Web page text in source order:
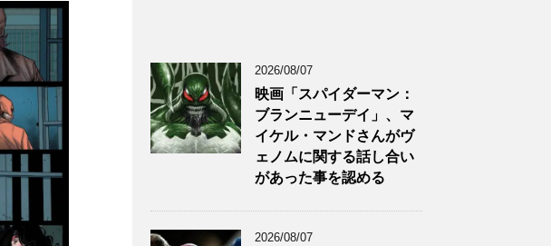
2026/08/07
映画「スパイダーマン：
ブランニューデイ」、マ
イケル・マンドさんがヴ
ェノムに関する話し合い
があった事を認める
2026/08/07